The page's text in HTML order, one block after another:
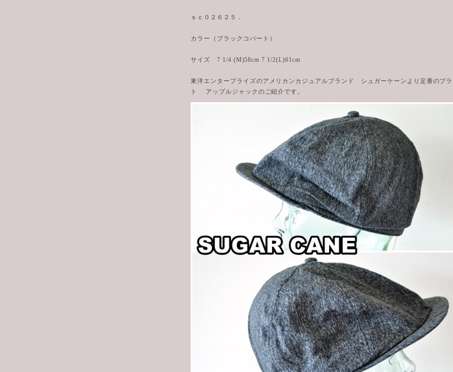
ｓｃ０２６２５．
カラー（ブラックコバート）
サイズ 7 1/4 (M)58cm 7 1/2(L)61cm
東洋エンタープライズのアメリカンカジュアルブランド シュガーケーンより定番のブ
ト アップルジャックのご紹介です。